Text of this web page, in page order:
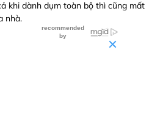
khi dành dụm toàn bộ thì cũng mất
nhà.